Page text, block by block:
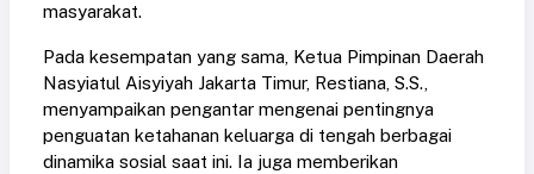
masyarakat.
Pada kesempatan yang sama, Ketua Pimpinan Daerah
Nasyiatul Aisyiyah Jakarta Timur, Restiana, S.S.,
menyampaikan pengantar mengenai pentingnya
penguatan ketahanan keluarga di tengah berbagai
dinamika sosial saat ini. Ia juga memberikan